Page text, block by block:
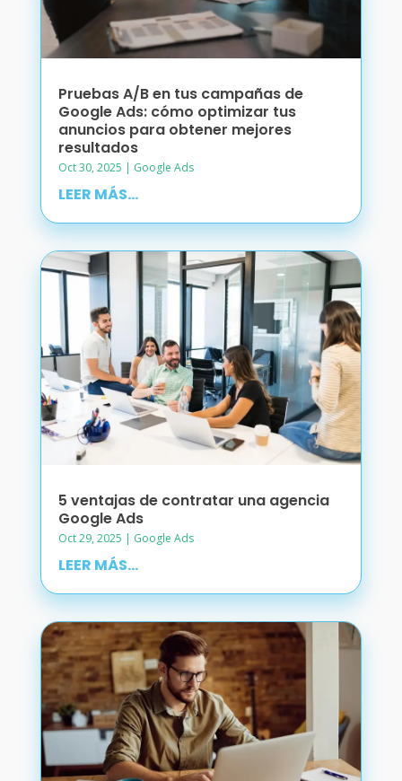
Pruebas A/B en tus campañas de
Google Ads: cómo optimizar tus
anuncios para obtener mejores
resultados
Oct 30, 2025 | Google Ads
LEER MÁS...
5 ventajas de contratar una agencia
Google Ads
Oct 29, 2025 | Google Ads
LEER MÁS...